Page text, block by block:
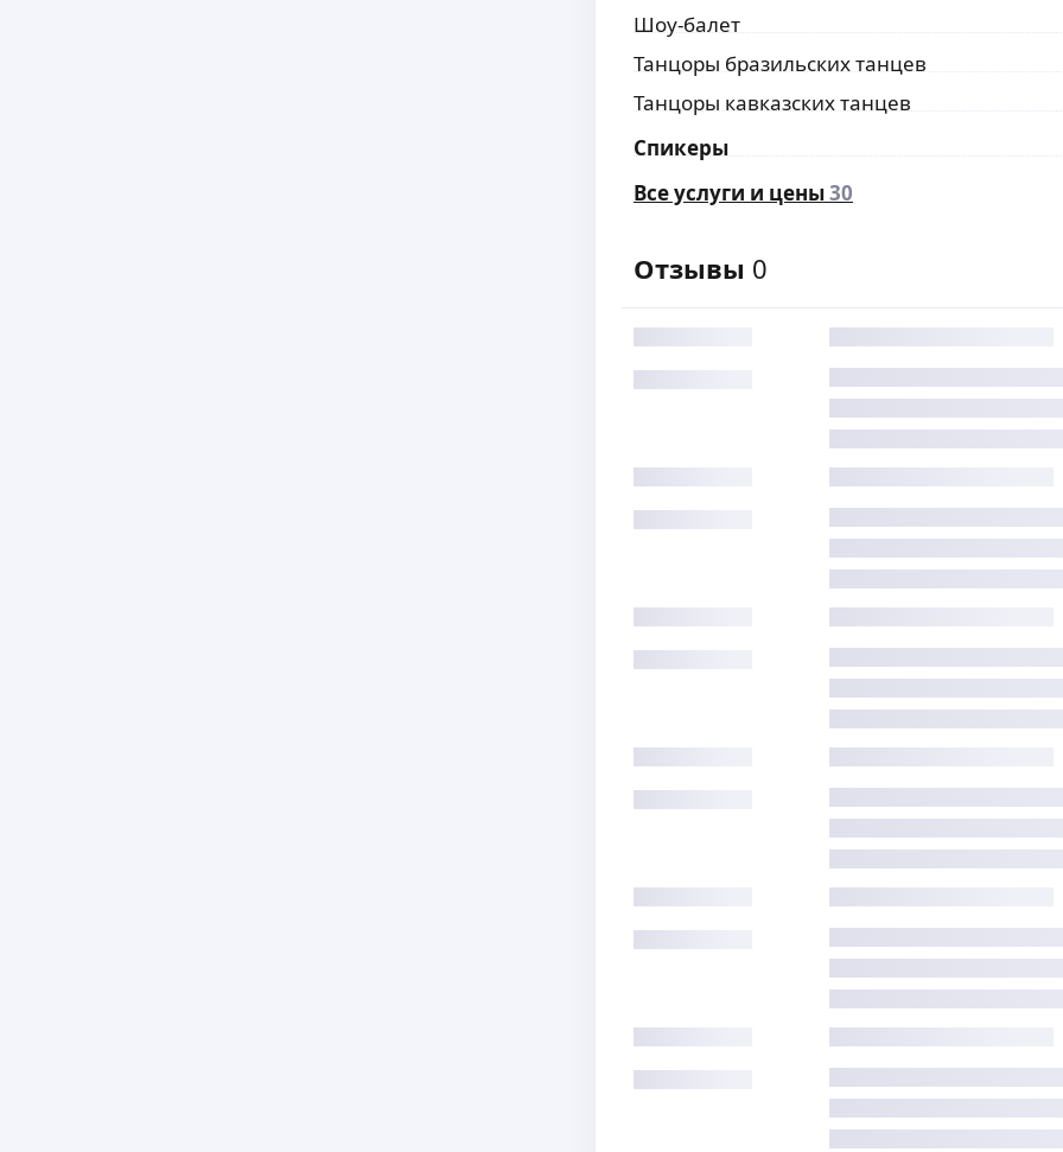
Шоу-балет
Танцоры бразильских танцев
Танцоры кавказских танцев
Спикеры
Все услуги и цены30
Отзывы 0